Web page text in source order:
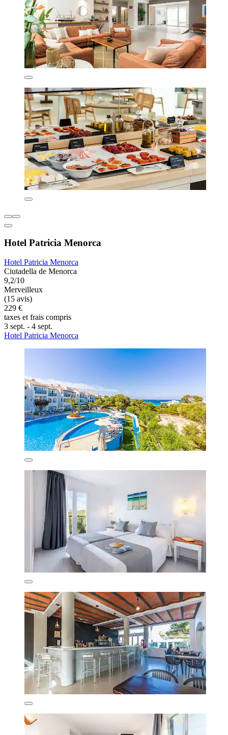
Hotel Patricia Menorca
Hotel Patricia Menorca
Ciutadella de Menorca
9,2/10
Merveilleux
(15 avis)
229 €
taxes et frais compris
3 sept. - 4 sept.
Hotel Patricia Menorca